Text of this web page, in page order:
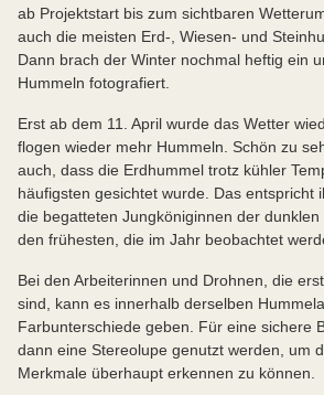
ab Projektstart bis zum sichtbaren
auch die meisten Erd-, Wiesen- und
Dann brach der Winter nochmal heftig ein
Hummeln fotografiert.
Erst ab dem 11. April wurde das Wetter
flogen wieder mehr Hummeln. Schön zu
auch, dass die Erdhummel trotz kühler
häufigsten gesichtet wurde. Das entspricht
die begatteten Jungköniginnen der
den frühesten, die im Jahr beobachtet
Bei den Arbeiterinnen und Drohnen, die
sind, kann es innerhalb derselben
Farbunterschiede geben. Für eine sichere
dann eine Stereolupe genutzt werden, um
Merkmale überhaupt erkennen zu können.